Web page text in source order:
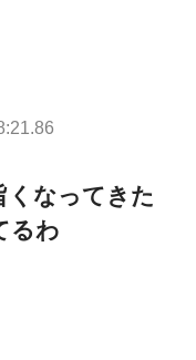
くなってきた
るわ